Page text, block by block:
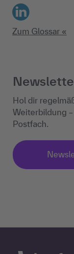
LinkedIn
Zum Glossar «
Hol dir
Weiterbildung
Postfach.